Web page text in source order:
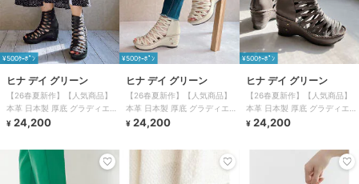
¥500ｸｰﾎﾟﾝ
ヒナ デイ グリーン
【26春夏新作】【人気商品】
本革 日本製 厚底 グラディエー
ター レザーサンダル
¥ 24,200
¥500ｸｰﾎﾟﾝ
ヒナ デイ グリーン
【26春夏新作】【人気商品】
本革 日本製 厚底 グラディエー
ター レザーサンダル
¥ 24,200
¥500ｸｰﾎﾟﾝ
ヒナ デイ グリーン
【26春夏新作】【人気商品】
本革 日本製 厚底 グラディエー
ター レザーサンダル
¥ 24,200